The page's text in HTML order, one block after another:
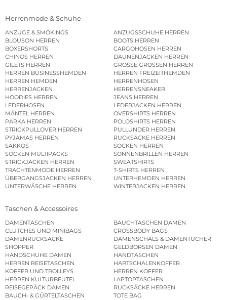
Herrenmode & Schuhe
ANZÜGE & SMOKINGS
ANZUGSSCHUHE HERREN
BLOUSON HERREN
BOOTS HERREN
BOXERSHORTS
CARGOHOSEN HERREN
CHINOS HERREN
DAUNENJACKEN HERREN
GILETS HERREN
GROSSE GRÖSSEN HERREN
HERREN BUSINESSHEMDEN
HERREN FREIZEITHEMDEN
HERREN HEMDEN
HERRENHOSEN
HERRENJACKEN
HERRENSNEAKER
HOODIES HERREN
JEANS HERREN
LEDERHOSEN
LEDERJACKEN HERREN
MÄNTEL HERREN
OVERSHIRTS HERREN
PARKA HERREN
POLOSHIRTS HERREN
STRICKPULLOVER HERREN
PULLUNDER HERREN
PYJAMAS HERREN
RUCKSÄCKE HERREN
SAKKOS
SOCKEN HERREN
SOCKEN MULTIPACKS
SONNENBRILLEN HERREN
STRICKJACKEN HERREN
SWEATSHIRTS
TRACHTENMODE HERREN
T-SHIRTS HERREN
ÜBERGANGSJACKEN HERREN
UNTERHEMDEN HERREN
UNTERWÄSCHE HERREN
WINTERJACKEN HERREN
Taschen & Accessoires
DAMENTASCHEN
BAUCHTASCHEN DAMEN
CLUTCHES UND MINIBAGS
CROSSBODY BAGS
DAMENRUCKSÄCKE
DAMENSCHALS & DAMENTÜCHER
SHOPPER
GELDBÖRSEN DAMEN
HANDSCHUHE DAMEN
HANDTASCHEN
HERREN REISETASCHEN
HARTSCHALENKOFFER
KOFFER UND TROLLEYS
HERREN KOFFER
HERREN KULTURBEUTEL
LAPTOPTASCHEN
REISEGEPÄCK DAMEN
RUCKSÄCKE HERREN
BAUCH- & GÜRTELTASCHEN
TOTE BAG